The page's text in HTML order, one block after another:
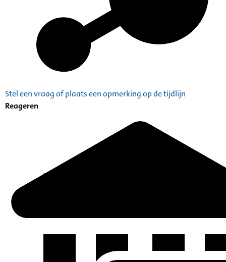
Stel een vraag of plaats een opmerking op de tijdlijn
Reageren